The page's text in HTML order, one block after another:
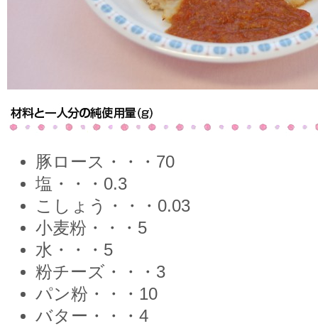
豚ロース・・・70
塩・・・0.3
こしょう・・・0.03
小麦粉・・・5
水・・・5
粉チーズ・・・3
パン粉・・・10
バター・・・4